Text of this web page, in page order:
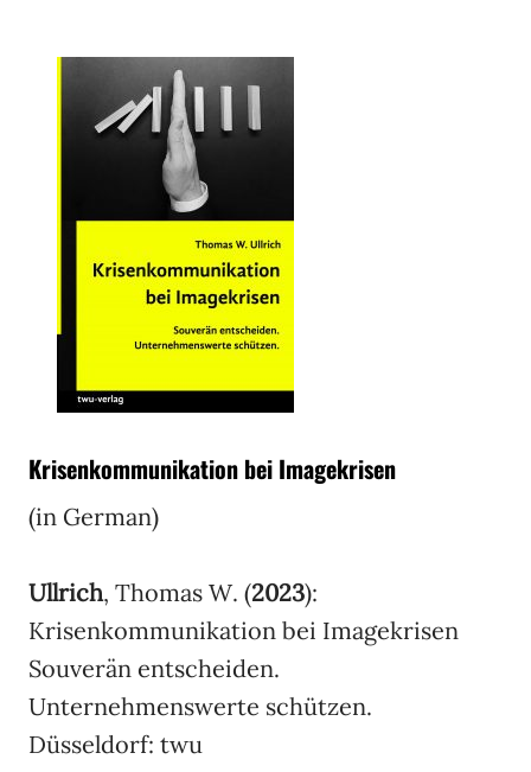
Krisenkommunikation bei Imagekrisen
(in German)
Ullrich, Thomas W. (2023):
Krisenkommunikation bei Imagekrisen
Souverän entscheiden.
Unternehmenswerte schützen.
Düsseldorf: twu